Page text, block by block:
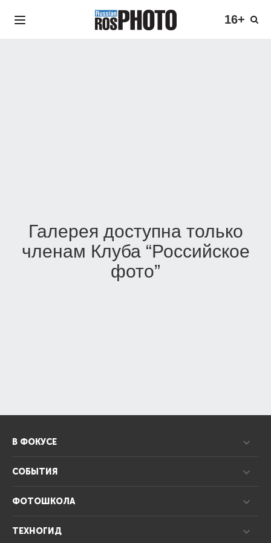
16+
Галерея доступна только
членам Клуба “Российское
фото”
В ФОКУСЕ
СОБЫТИЯ
ФОТОШКОЛА
ТЕХНОГИД